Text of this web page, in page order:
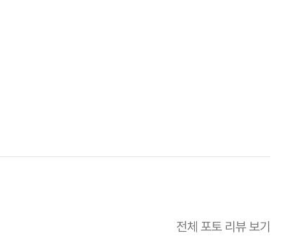
전체 포토 리뷰 보기